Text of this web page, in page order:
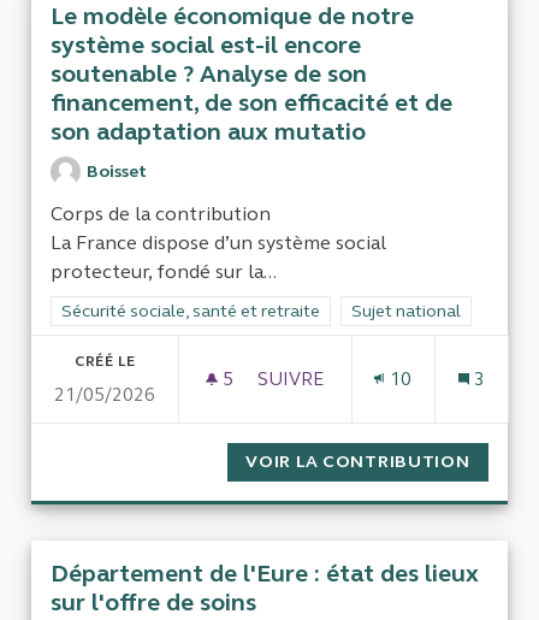
Le modèle économique de notre
système social est-il encore
soutenable ? Analyse de son
financement, de son efficacité et de
son adaptation aux mutatio
Boisset
Corps de la contribution
La France dispose d’un système social
protecteur, fondé sur la...
Filtrer les résultats de la catégorie : Sécurité sociale, santé
Sécurité sociale, santé et retraite Filtrer les résultats
Sujet national
CRÉÉ LE
21/05/2026
5 5 ABONNÉS
SUIVRE
10 3
VOIR LA CONTRIBUTION
Département de l'Eure : état des lieux
sur l'offre de soins